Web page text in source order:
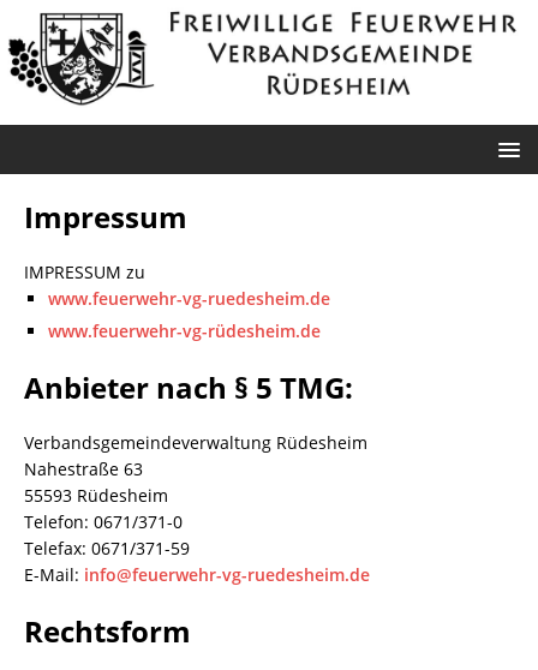
Impressum
IMPRESSUM zu
www.feuerwehr-vg-ruedesheim.de
www.feuerwehr-vg-rüdesheim.de
Anbieter nach § 5 TMG:
Verbandsgemeindeverwaltung Rüdesheim
Nahestraße 63
55593 Rüdesheim
Telefon: 0671/371-0
Telefax: 0671/371-59
E-Mail: info@feuerwehr-vg-ruedesheim.de
Rechtsform